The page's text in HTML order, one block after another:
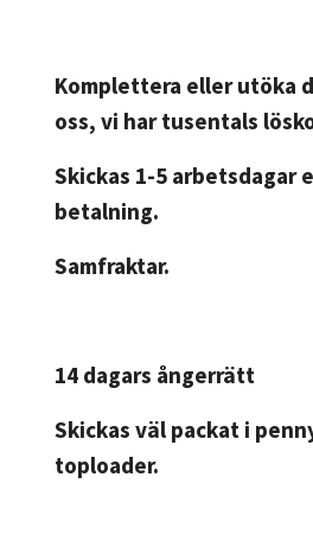
Komplettera eller utöka
oss, vi har tusentals
Skickas 1-5 arbetsdagar
betalning.
Samfraktar.
14 dagars ångerrätt
Skickas väl packat i
toploader.